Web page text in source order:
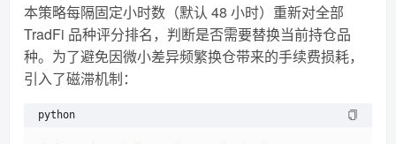
本策略每隔固定小时数（默认 48 小时）重新对全部
TradFi 品种评分排名，判断是否需要替换当前持仓品
种。为了避免因微小差异频繁换仓带来的手续费损耗，
引入了磁滞机制：
python